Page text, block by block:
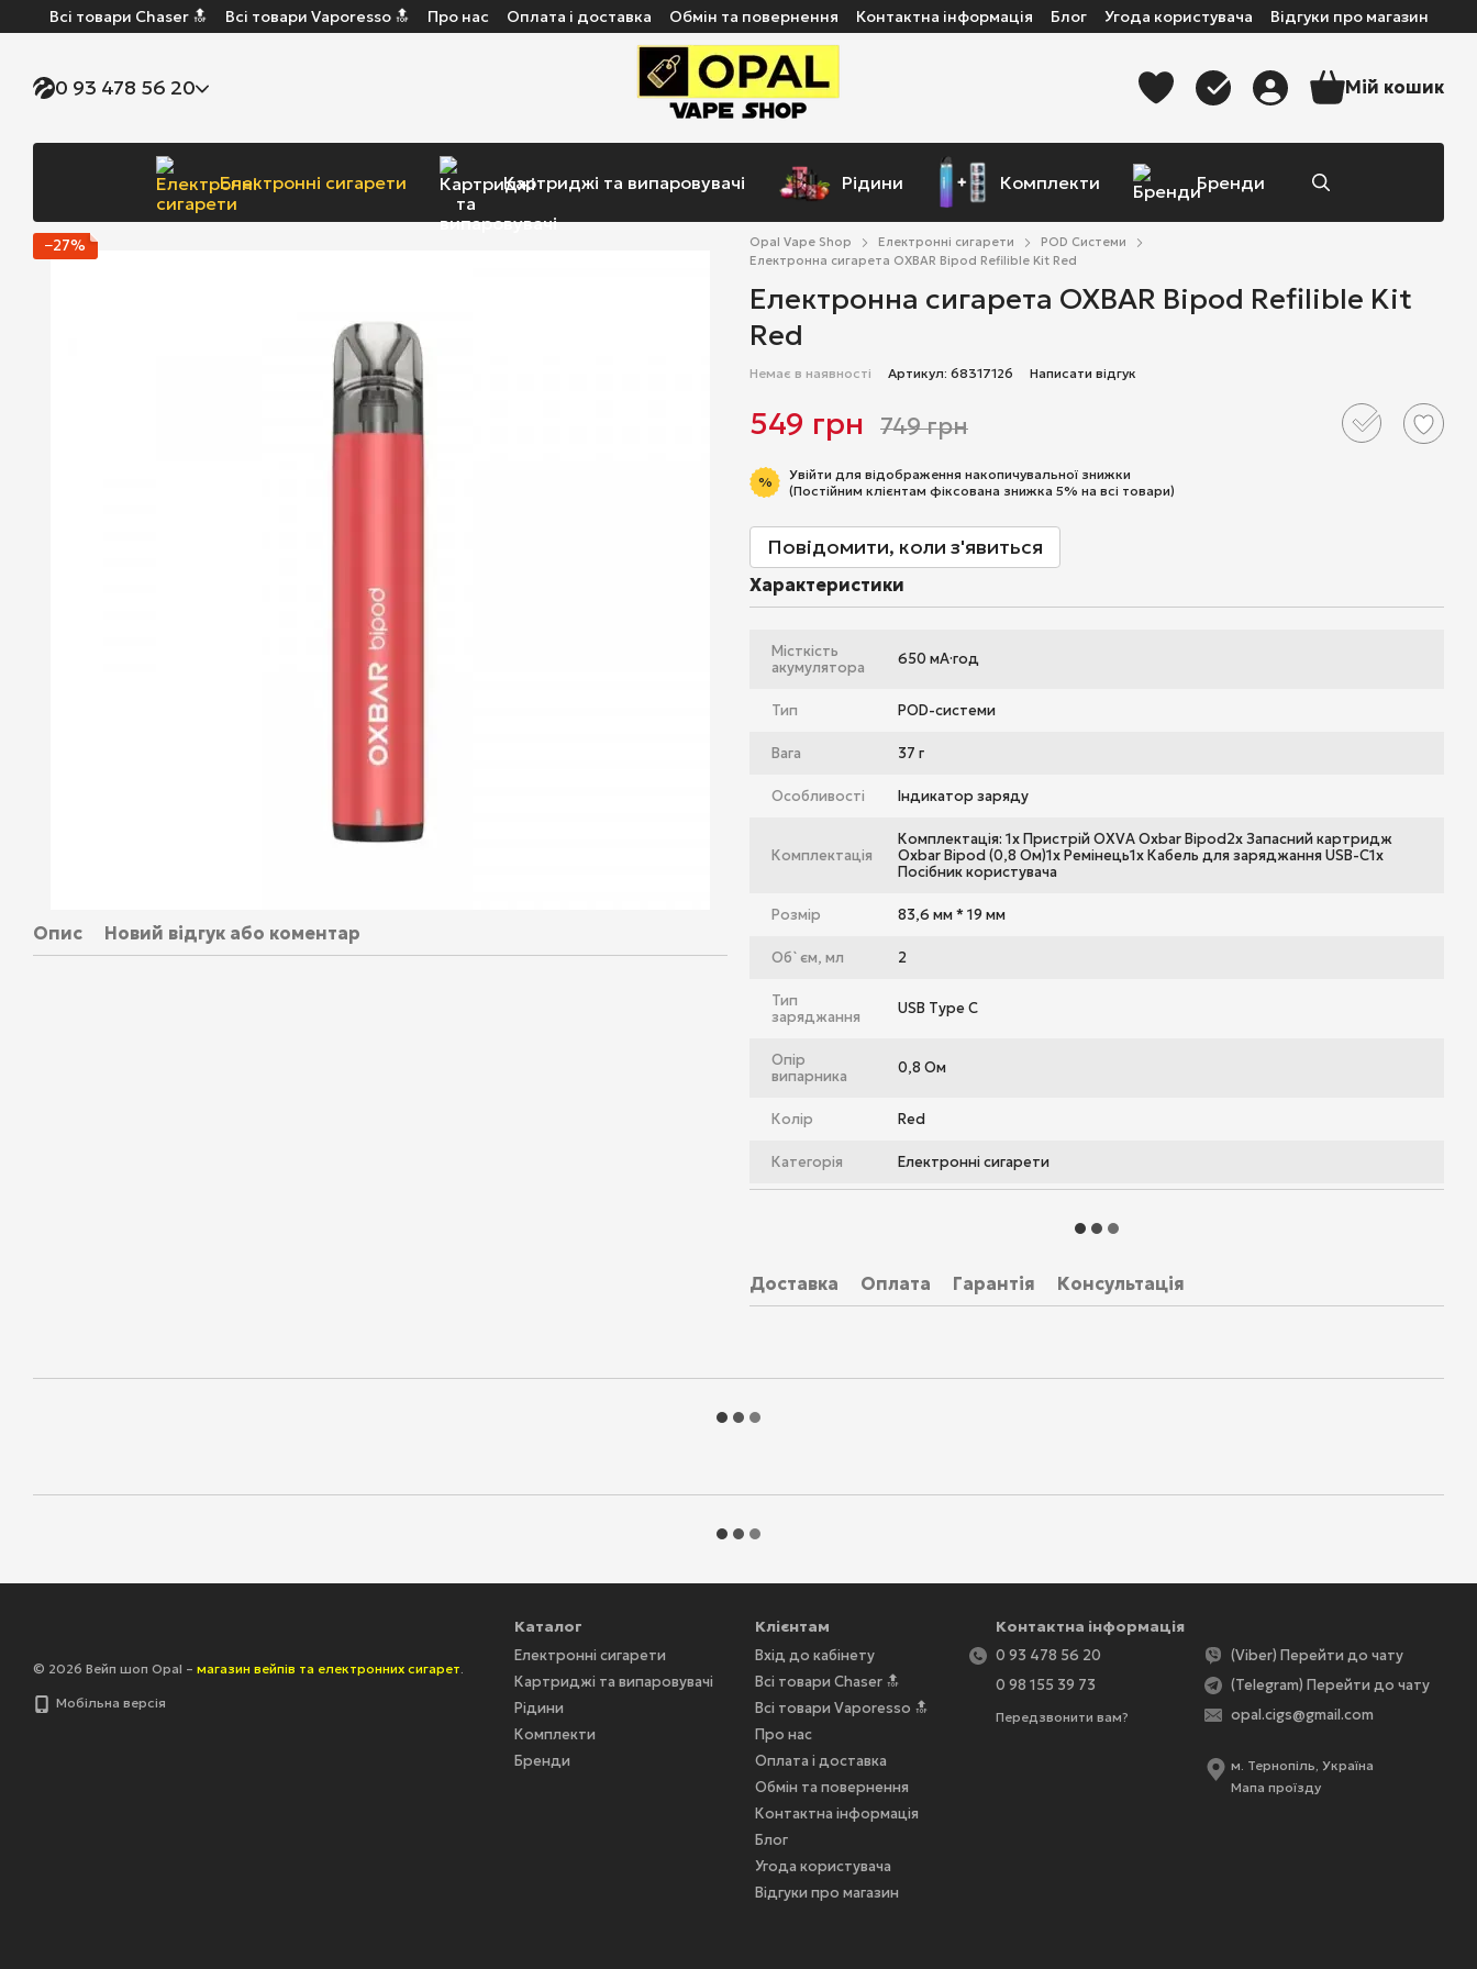
Перейти до основного контенту
Всі товари Chaser 🔝 Всі товари Vaporesso 🔝 Про нас Оплата і доставка Обмін та повернення Контактна інформація Блог Угода користувача Відгуки про магазин
0 93 478 56 20 Мій кошик
Електронні сигарети Картриджі та випаровувачі Рідини Комплекти Бренди
−27%
Опис Новий відгук або коментар
Opal Vape Shop Електронні сигарети
POD Системи
Електронна сигарета OXBAR Bipod Refilible Kit Red
Електронна сигарета OXBAR Bipod Refilible Kit
Red
Немає в наявності Артикул: 68317126 Написати відгук
549 грн 749 грн
% Увійти для відображення накопичувальної знижки
(Постійним клієнтам фіксована знижка 5% на всі товари)
Повідомити, коли з'явиться
Характеристики
Місткість
акумулятора
650 мА·год
Тип POD-системи
Вага 37 г
Особливості Індикатор заряду
Комплектація
Комплектація: 1x Пристрій OXVA Oxbar Bipod2x Запасний картридж
Oxbar Bipod (0,8 Ом)1x Ремінець1x Кабель для заряджання USB-C1x
Посібник користувача
Розмір 83,6 мм * 19 мм
Об`єм, мл 2
Тип
заряджання
USB Type C
Опір
випарника
0,8 Ом
Колір Red
Категорія Електронні сигарети
Доставка Оплата Гарантія Консультація
© 2026 Вейп шоп Opal – магазин вейпів та електронних сигарет.
Мобільна версія
Каталог
Електронні сигарети
Картриджі та випаровувачі
Рідини
Комплекти
Бренди
Клієнтам
Вхід до кабінету
Всі товари Chaser 🔝
Всі товари Vaporesso 🔝
Про нас
Оплата і доставка
Обмін та повернення
Контактна інформація
Блог
Угода користувача
Відгуки про магазин
Контактна інформація
0 93 478 56 20
0 98 155 39 73
Передзвонити вам?
(Viber) Перейти до чату
(Telegram) Перейти до чату
opal.cigs@gmail.com
м. Тернопіль, Україна
Мапа проїзду